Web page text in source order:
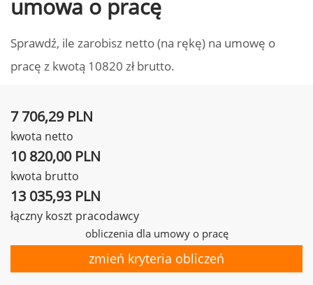
umowa o pracę
Sprawdź, ile zarobisz netto (na rękę) na umowę o
pracę z kwotą 10820 zł brutto.
7 706,29 PLN
kwota netto
10 820,00 PLN
kwota brutto
13 035,93 PLN
łączny koszt pracodawcy
obliczenia dla umowy o pracę
zmień kryteria obliczeń